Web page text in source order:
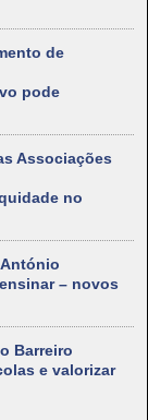
de
pode
Associações
no
– novos
Barreiro
e valorizar